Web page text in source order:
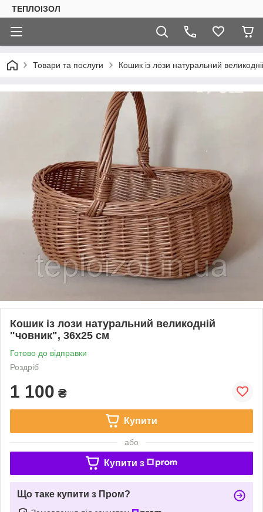
ТЕПЛОIЗОЛ
Товари та послуги Кошик із лози натуральний
Кошик із лози натуральний великодній
"човник", 36х25 см
Готово до відправки
Роздріб
1 100 ₴
Купити
або
Купити з
Що таке купити з Пром?